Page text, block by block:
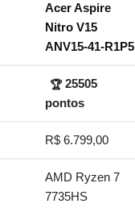
Acer Aspire
Nitro V15
ANV15-41-R1P5
🏆25505
pontos
R$ 6.799,00
AMD Ryzen 7
7735HS